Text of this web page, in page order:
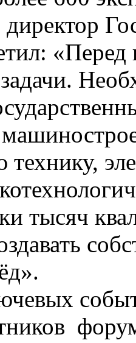
«Перед
тысяч